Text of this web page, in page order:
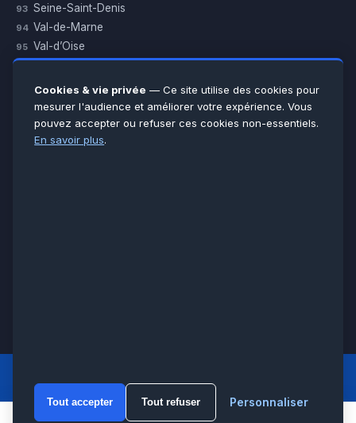
93 Seine-Saint-Denis
94 Val-de-Marne
95 Val-d’Oise
Essonne
Seine-et-Marne
Voir toutes les villes →
LCM
Cookies & vie privée — Ce site utilise des cookies pour
mesurer l'audience et améliorer votre expérience. Vous
pouvez accepter ou refuser ces cookies non-essentiels.
En savoir plus.
Tout accepter Tout refuser Personnaliser